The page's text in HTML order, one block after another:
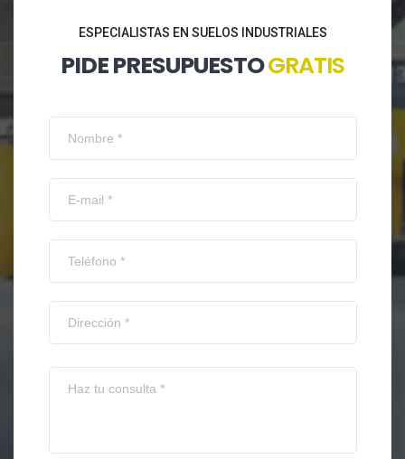
ESPECIALISTAS EN SUELOS INDUSTRIALES
PIDE PRESUPUESTOGRATIS